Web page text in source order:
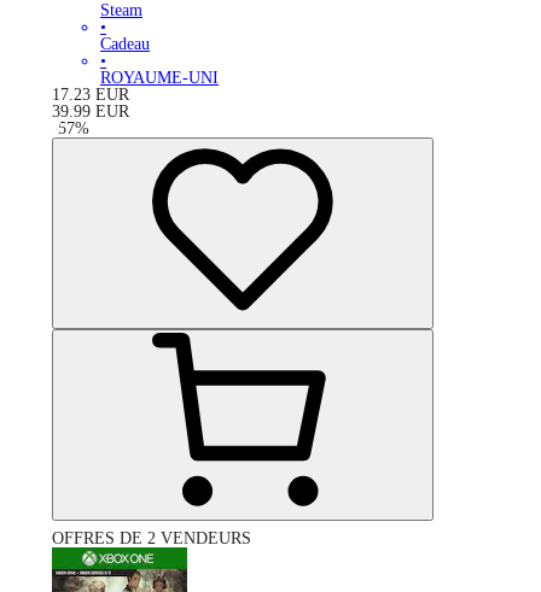
Steam
•
Cadeau
•
ROYAUME-UNI
17.23 EUR
39.99 EUR
-57%
OFFRES DE 2 VENDEURS